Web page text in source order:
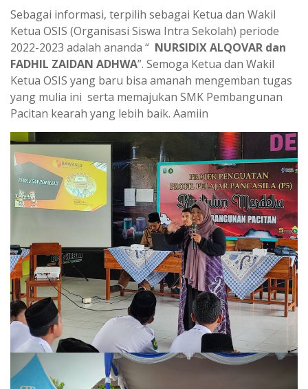
Sebagai informasi, terpilih sebagai Ketua dan Wakil
Ketua OSIS (Organisasi Siswa Intra Sekolah) periode
2022-2023 adalah ananda “ NURSIDIX ALQOVAR dan
FADHIL ZAIDAN ADHWA”. Semoga Ketua dan Wakil
Ketua OSIS yang baru bisa amanah mengemban tugas
yang mulia ini serta memajukan SMK Pembangunan
Pacitan kearah yang lebih baik. Aamiin